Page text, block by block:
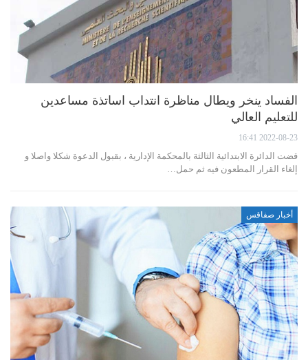
الفساد ينخر ويطال مناظرة انتداب اساتذة مساعدين
للتعليم العالي
2022-08-23 16:41
قضت الدائرة الابتدائية الثالثة بالمحكمة الإدارية ، بقبول الدعوة شكلا واصلا و
إلغاء القرار المطعون فيه ثم حمل…
أخبار صفاقس